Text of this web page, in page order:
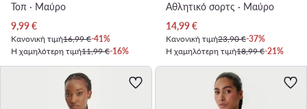
Τοπ · Μαύρο
Τρέχουσα τιμή
9,99€
Κανονική τιμή16,99 €-41%
Η χαμηλότερη τιμή11,99 €-16%
Αθλητικό σορτς · Μαύρο
Τρέχουσα τιμή
14,99€
Κανονική τιμή23,90 €-37%
Η χαμηλότερη τιμή18,99 €-21%